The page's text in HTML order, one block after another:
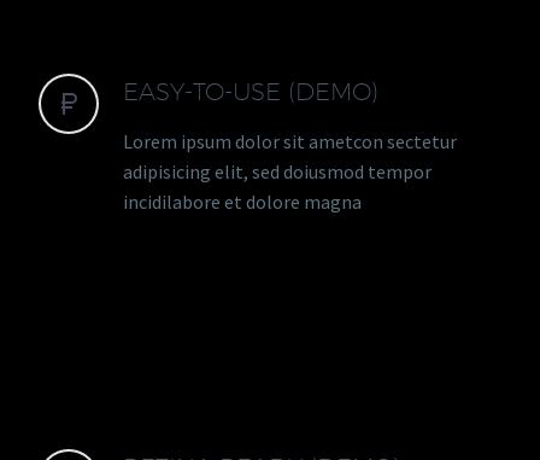

 EASY-TO-USE (DEMO)
Lorem ipsum dolor sit ametcon sectetur
adipisicing elit, sed doiusmod tempor
incidilabore et dolore magna